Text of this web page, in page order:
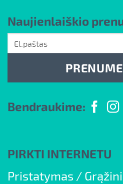
SPALVA
PREKĖS TIPAS
Naujienlaiškio
Bendraukime:
PIRKTI INTERNETU
Pristatymas /